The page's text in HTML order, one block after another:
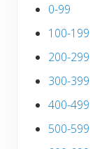
0-99
100-199
200-299
300-399
400-499
500-599